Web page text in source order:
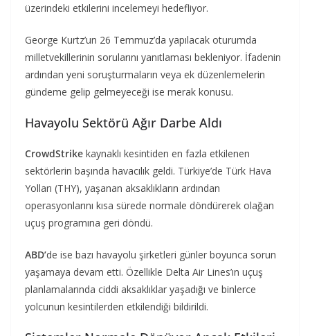
üzerindeki etkilerini incelemeyi hedefliyor.
George Kurtz’un 26 Temmuz’da yapılacak oturumda
milletvekillerinin sorularını yanıtlaması bekleniyor. İfadenin
ardından yeni soruşturmaların veya ek düzenlemelerin
gündeme gelip gelmeyeceği ise merak konusu.
Havayolu Sektörü Ağır Darbe Aldı
CrowdStrike kaynaklı kesintiden en fazla etkilenen
sektörlerin başında havacılık geldi. Türkiye’de Türk Hava
Yolları (THY), yaşanan aksaklıkların ardından
operasyonlarını kısa sürede normale döndürerek olağan
uçuş programına geri döndü.
ABD’de ise bazı havayolu şirketleri günler boyunca sorun
yaşamaya devam etti. Özellikle Delta Air Lines’ın uçuş
planlamalarında ciddi aksaklıklar yaşadığı ve binlerce
yolcunun kesintilerden etkilendiği bildirildi.